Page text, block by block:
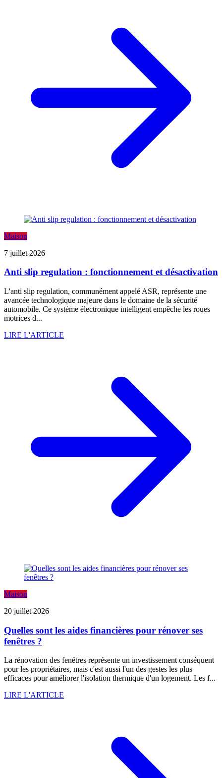
Maison
7 juillet 2026
Anti slip regulation : fonctionnement et désactivation
L'anti slip regulation, communément appelé ASR, représente une
avancée technologique majeure dans le domaine de la sécurité
automobile. Ce système électronique intelligent empêche les roues
motrices d...
LIRE L'ARTICLE
Maison
20 juillet 2026
Quelles sont les aides financières pour rénover ses
fenêtres ?
La rénovation des fenêtres représente un investissement conséquent
pour les propriétaires, mais c'est aussi l'un des gestes les plus
efficaces pour améliorer l'isolation thermique d'un logement. Les f...
LIRE L'ARTICLE